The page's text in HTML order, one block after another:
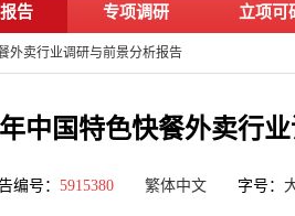
告 专项调研 立项可
外卖行业调研与前景分析报告
年中国特色快餐外卖行
编号： 5915380 繁体中文字号：